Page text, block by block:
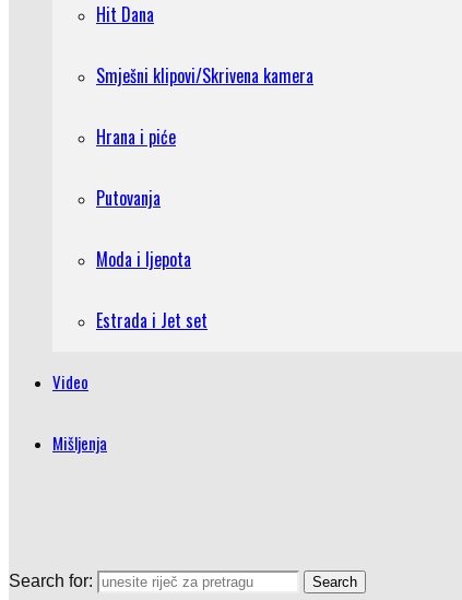
Hit Dana
Smješni klipovi/Skrivena kamera
Hrana i piće
Putovanja
Moda i ljepota
Estrada i Jet set
Video
Mišljenja
Search for: Search